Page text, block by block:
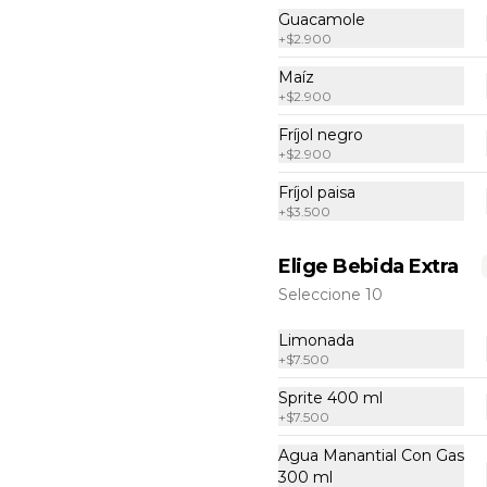
Casero de pollo
Bowl a base de arroz achiotado
con pollo finas hierbas, frijol negro,
guacamole, madurito y un toque
de cilantro.
$22.500$37.500
Guacamole
+$2.900
Maíz
+$2.900
Fríjol negro
+$2.900
Fríjol paisa
+$3.500
Elige Bebida Extra
Seleccione 10
Limonada
+$7.500
Sprite 400 ml
+$7.500
Agua Manantial Con Gas
300 ml